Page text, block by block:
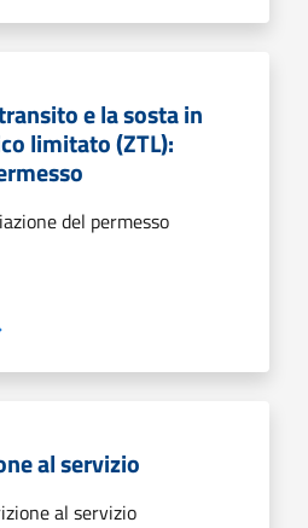
e la sosta in
limitato (ZTL):
del permesso
al servizio
al servizio